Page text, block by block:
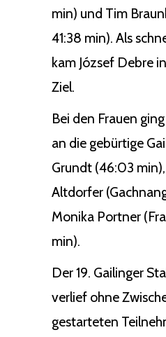
min) und Tim
41:38 min). Als
kam József Debre
Ziel.
Bei den Frauen
an die gebürtige
Grundt (46:03
Altdorfer
Monika Portner
min).
Der 19. Gailinger
verlief ohne
gestarteten